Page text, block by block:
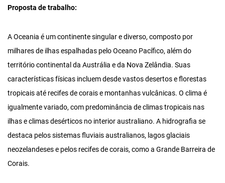
Proposta de trabalho:
A Oceania é um continente singular e diverso, composto por
milhares de ilhas espalhadas pelo Oceano Pacífico, além do
território continental da Austrália e da Nova Zelândia. Suas
características físicas incluem desde vastos desertos e florestas
tropicais até recifes de corais e montanhas vulcânicas. O clima é
igualmente variado, com predominância de climas tropicais nas
ilhas e climas desérticos no interior australiano. A hidrografia se
destaca pelos sistemas fluviais australianos, lagos glaciais
neozelandeses e pelos recifes de corais, como a Grande Barreira de
Corais.